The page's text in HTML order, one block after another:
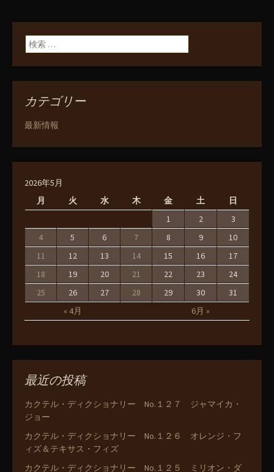
検索:
カテゴリー
最新情報
2026年5月
月
火 水 木 金 土 日
« 4月 6月 »
1 2
3
4
5 6 7 8 9
10
11
12 13 14 15 16
17
18
19 20 21 22 23
24
25
26 27 28 29 30 31
最近の投稿
カクテル・ディクショナリー No.１２７ ジャマイカ・
ジョー
カクテル・ディクショナリー No.１２６ オレンジ・フ
ィズ＆テキサス・フィズ
カクテル・ディクショナリー No.１２５ ミリオン・ダ